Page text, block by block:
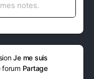
notes.
Je me suis
forum Partage